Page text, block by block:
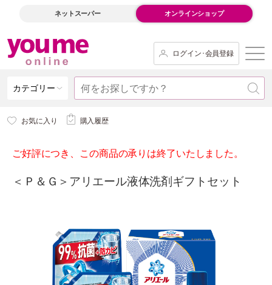
ネットスーパー オンラインショップ
ログイン･会員登録
カテゴリー
お気に入り 購入履歴
ご好評につき、この商品の承りは終了いたしました。
＜Ｐ＆Ｇ＞アリエール液体洗剤ギフトセット